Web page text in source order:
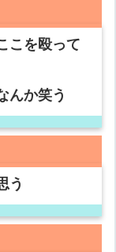
こを殴って
んか笑う
う